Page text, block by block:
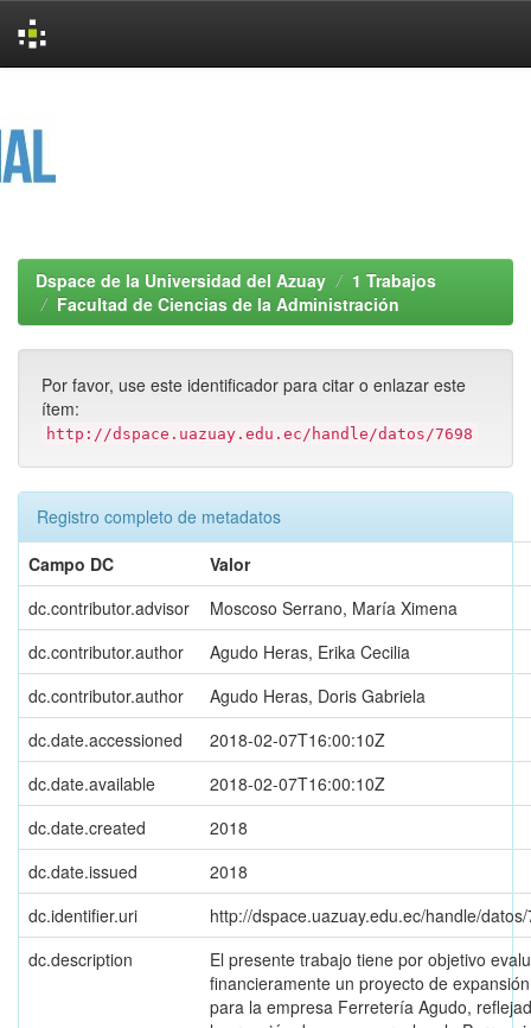
Dspace de la Universidad del Azuay
1 Trabajos
Facultad de Ciencias de la Administración
Por favor, use este identificador para citar o enlazar este
ítem:
http://dspace.uazuay.edu.ec/handle/datos/7698
Registro completo de metadatos
Campo DC
Valor
dc.contributor.advisor
Moscoso Serrano, María Ximena
dc.contributor.author
Agudo Heras, Erika Cecilia
dc.contributor.author
Agudo Heras, Doris Gabriela
dc.date.accessioned
2018-02-07T16:00:10Z
dc.date.available
2018-02-07T16:00:10Z
dc.date.created
2018
dc.date.issued
2018
dc.identifier.uri
http://dspace.uazuay.edu.ec/handle/
dc.description
El presente trabajo tiene por objetivo
financieramente un proyecto de expansión
para la empresa Ferretería Agudo,